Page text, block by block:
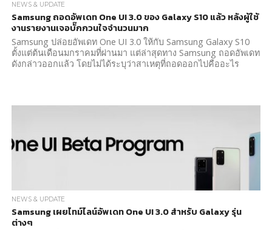
NEWS & UPDATE
Samsung ถอดอัพเดท One UI 3.0 ของ Galaxy S10 แล้ว หลังผู้ใช้
งานรายงานเจอบั๊กกวนใจจำนวนมาก
Samsung ปล่อยอัพเดท One UI 3.0 ให้กับ Samsung Galaxy S10
ตั้งแต่ต้นเดือนมกราคมที่ผ่านมา แต่ล่าสุดทาง Samsung ถอดอัพเดท
ดังกล่าวออกแล้ว โดยไม่ได้ระบุว่าสาเหตุที่ถอดออกไปคืออะไร
NEWS & UPDATE
Samsung เผยไทม์ไลน์อัพเดท One UI 3.0 สำหรับ Galaxy รุ่น
ต่างๆ